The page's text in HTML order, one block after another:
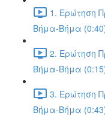
1. Ερώτηση
Βήμα-Βήμα
2. Ερώτηση
Βήμα-Βήμα
3. Ερώτηση
Βήμα-Βήμα